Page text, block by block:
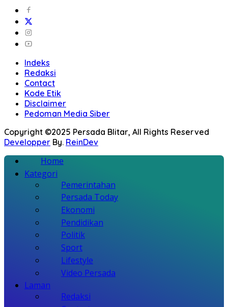
Indeks
Redaksi
Contact
Kode Etik
Disclaimer
Pedoman Media Siber
Copyright ©2025 Persada Blitar, All Rights Reserved
Developper By. ReinDev
Home
Kategori
Pemerintahan
Persada Today
Ekonomi
Pendidikan
Politik
Sport
Lifestyle
Video Persada
Laman
Redaksi